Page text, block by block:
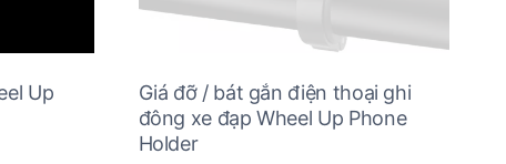
Up
Giá đỡ / bát gắn điện thoại ghi
đông xe đạp Wheel Up Phone
Holder